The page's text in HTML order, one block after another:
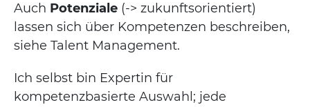
Auch Potenziale (-> zukunftsorientiert)
lassen sich über Kompetenzen beschreiben,
siehe Talent Management.
Ich selbst bin Expertin für
kompetenzbasierte Auswahl; jede